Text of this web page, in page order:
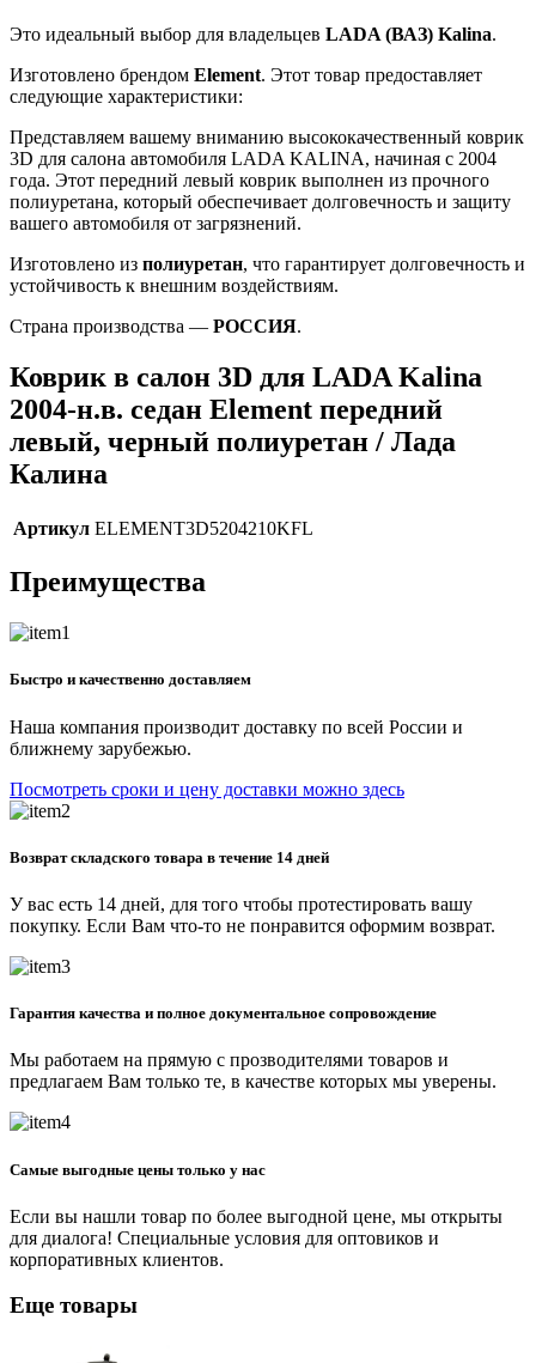
Это идеальный выбор для владельцев LADA (ВАЗ) Kalina.
Изготовлено брендом Element. Этот товар предоставляет
следующие характеристики:
Представляем вашему вниманию высококачественный коврик
3D для салона автомобиля LADA KALINA, начиная с 2004
года. Этот передний левый коврик выполнен из прочного
полиуретана, который обеспечивает долговечность и защиту
вашего автомобиля от загрязнений.
Изготовлено из полиуретан, что гарантирует долговечность и
устойчивость к внешним воздействиям.
Страна производства — РОССИЯ.
Коврик в салон 3D для LADA Kalina
2004-н.в. седан Element передний
левый, черный полиуретан / Лада
Калина
Артикул ELEMENT3D5204210KFL
Преимущества
Быстро и качественно доставляем
Наша компания производит доставку по всей России и
ближнему зарубежью.
Посмотреть сроки и цену доставки можно здесь
Возврат складского товара в течение 14 дней
У вас есть 14 дней, для того чтобы протестировать вашу
покупку. Если Вам что-то не понравится оформим возврат.
Гарантия качества и полное документальное сопровождение
Мы работаем на прямую с прозводителями товаров и
предлагаем Вам только те, в качестве которых мы уверены.
Самые выгодные цены только у нас
Если вы нашли товар по более выгодной цене, мы открыты
для диалога! Специальные условия для оптовиков и
корпоративных клиентов.
Еще товары